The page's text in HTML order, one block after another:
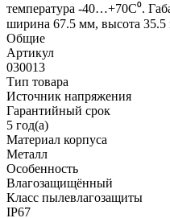
температура -40…+70C⁰.
ширина 67.5 мм, высота 35.5
Общие
Артикул
030013
Тип товара
Источник напряжения
Гарантийный срок
5 год(а)
Материал корпуса
Металл
Особенность
Влагозащищённый
Класс пылевлагозащиты
IP67